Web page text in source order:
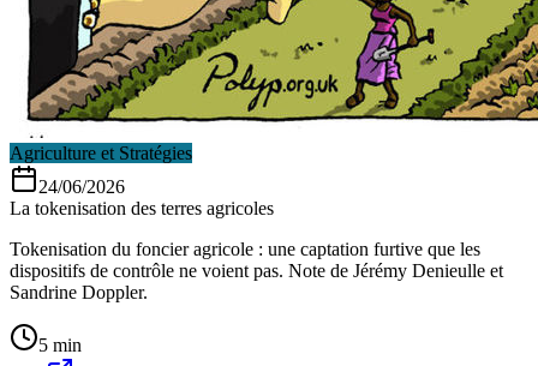
Agriculture et Stratégies
24/06/2026
La tokenisation des terres agricoles
Tokenisation du foncier agricole : une captation furtive que les
dispositifs de contrôle ne voient pas. Note de Jérémy Denieulle et
Sandrine Doppler.
5 min